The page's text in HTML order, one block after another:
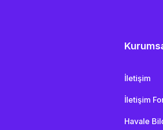
İletişim
İletişim
Havale